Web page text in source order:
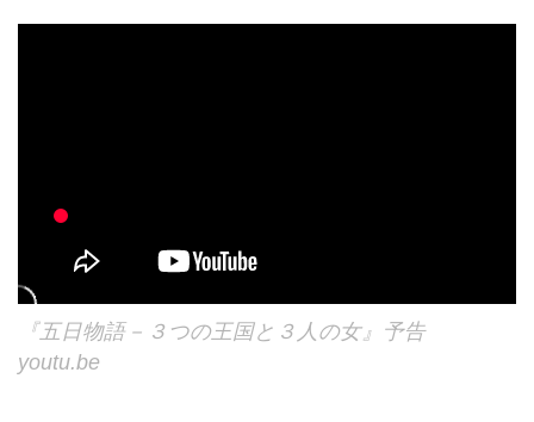
『五日物語－３つの王国と３人の女』予告
youtu.be